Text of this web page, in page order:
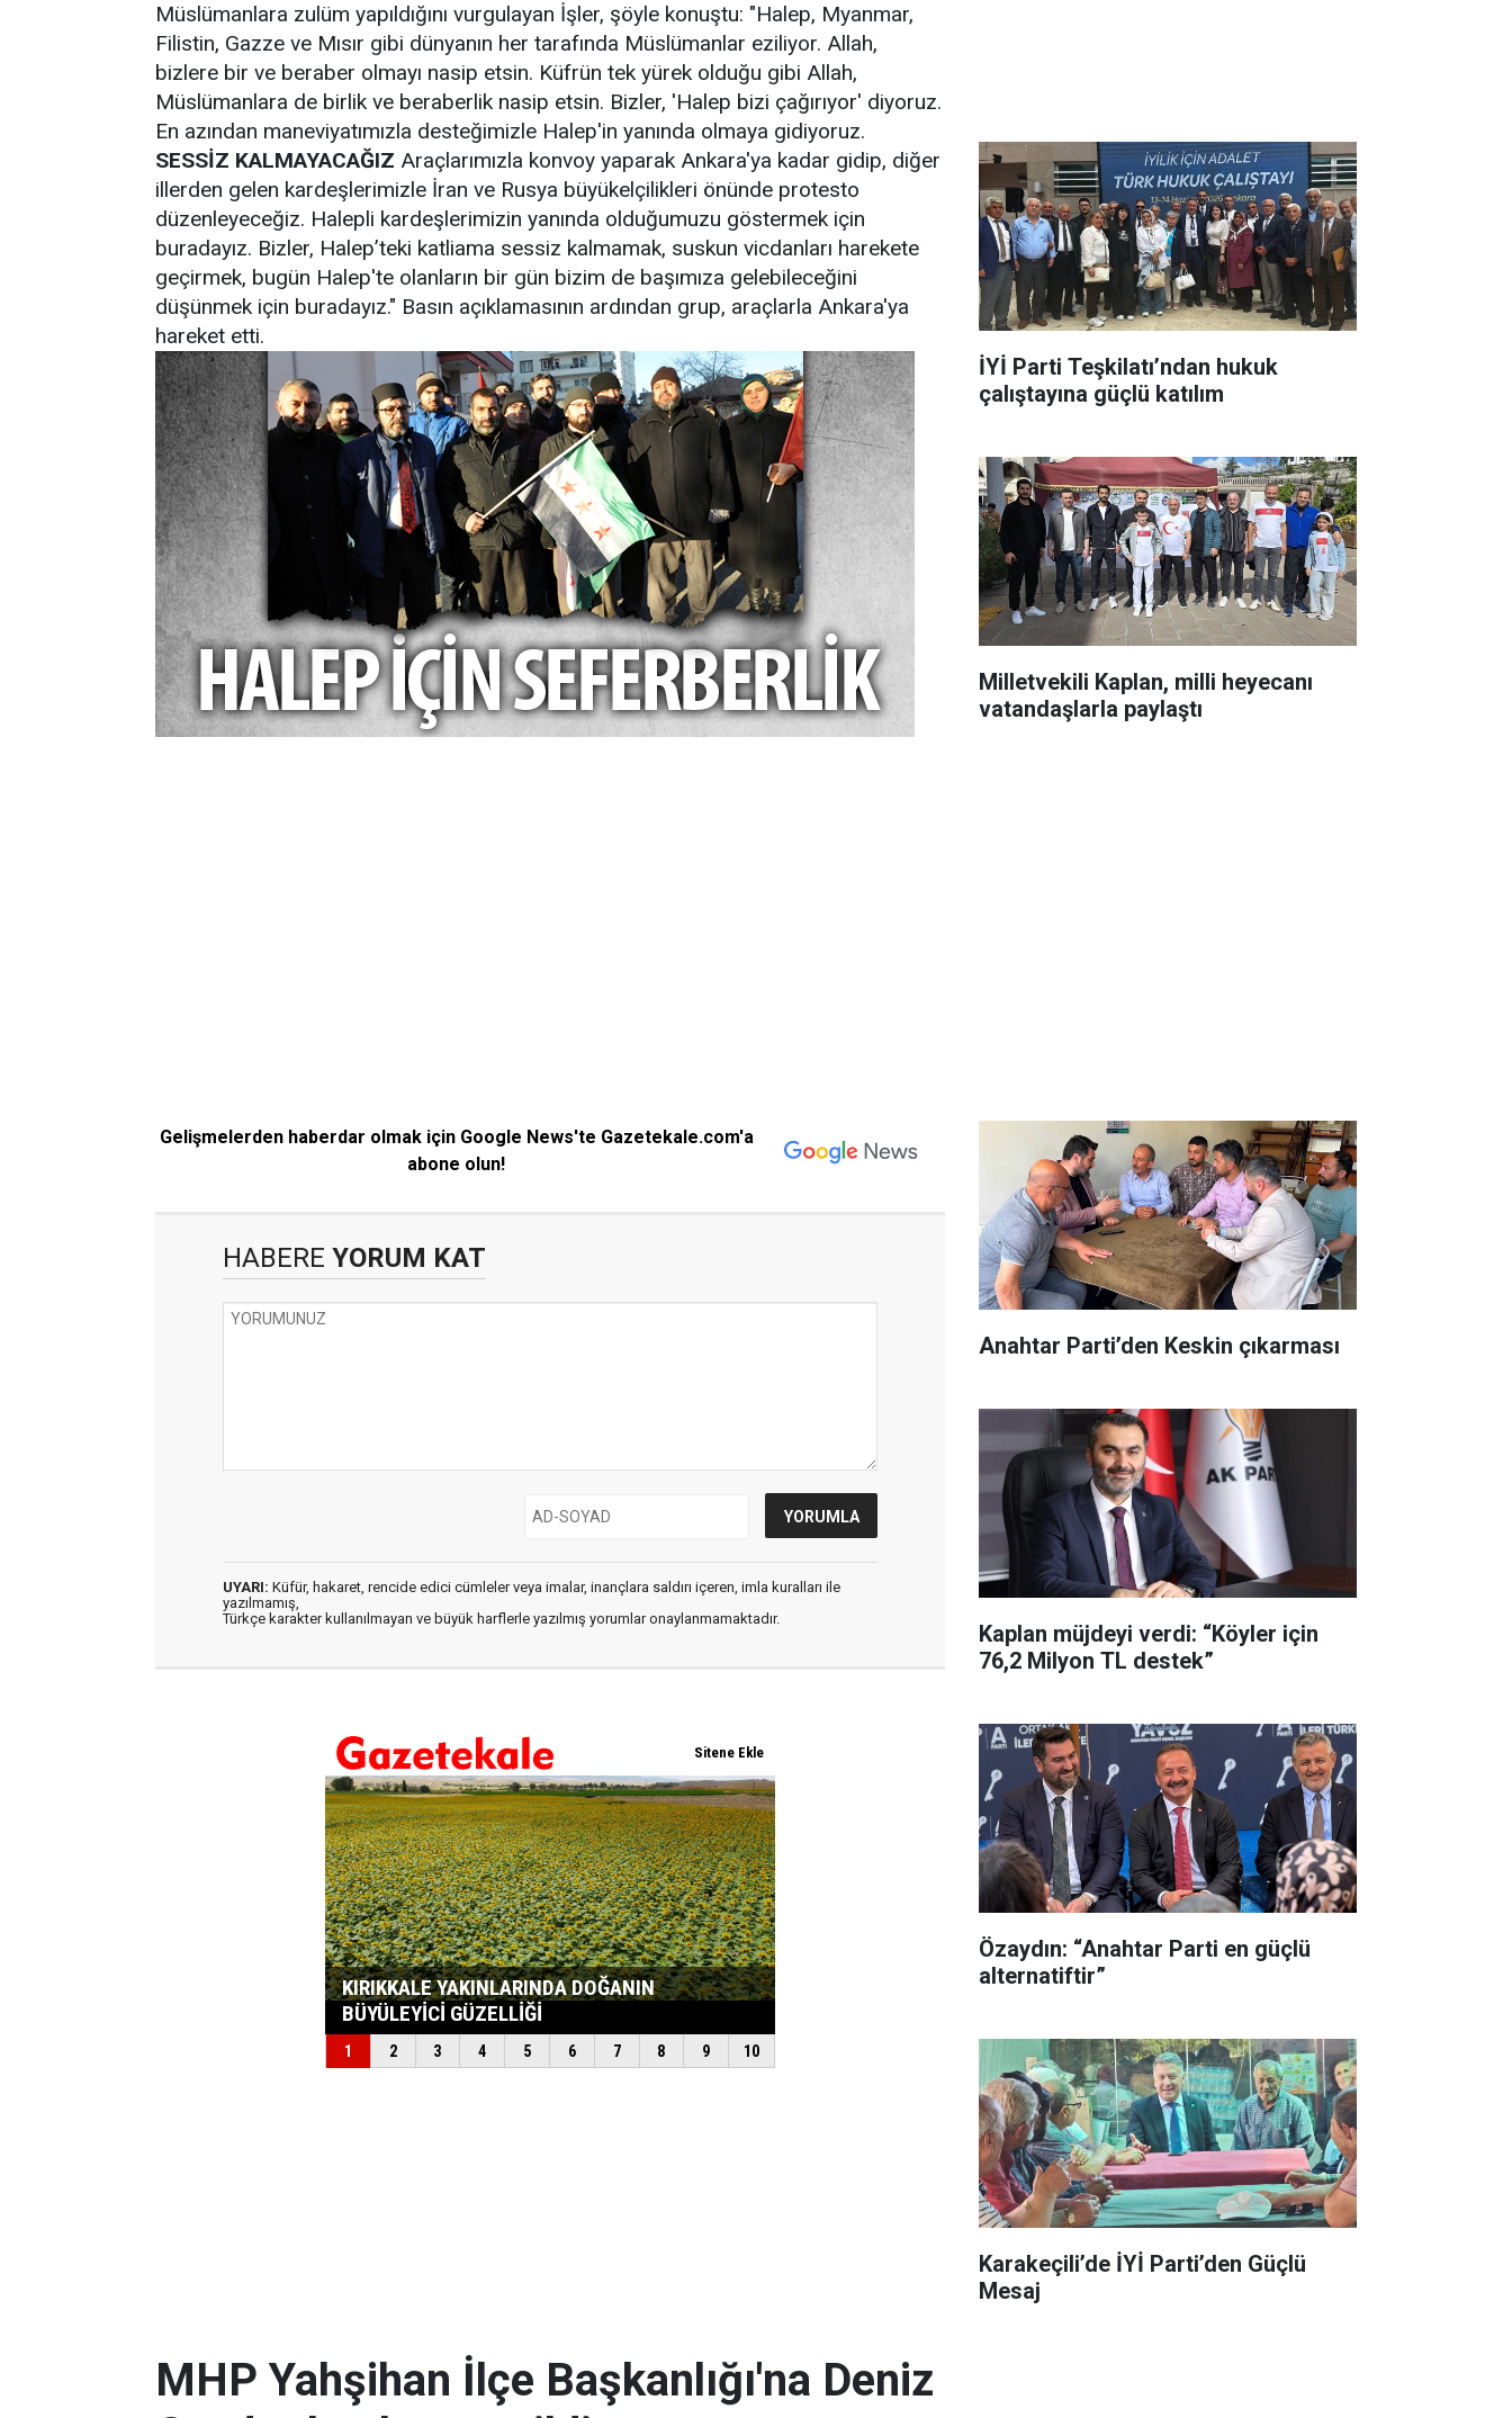
Müslümanlara zulüm yapıldığını vurgulayan İşler, şöyle konuştu: "Halep, Myanmar,
Filistin, Gazze ve Mısır gibi dünyanın her tarafında Müslümanlar eziliyor. Allah,
bizlere bir ve beraber olmayı nasip etsin. Küfrün tek yürek olduğu gibi Allah,
Müslümanlara de birlik ve beraberlik nasip etsin. Bizler, 'Halep bizi çağırıyor' diyoruz.
En azından maneviyatımızla desteğimizle Halep'in yanında olmaya gidiyoruz.
SESSİZ KALMAYACAĞIZ Araçlarımızla konvoy yaparak Ankara'ya kadar gidip, diğer
illerden gelen kardeşlerimizle İran ve Rusya büyükelçilikleri önünde protesto
düzenleyeceğiz. Halepli kardeşlerimizin yanında olduğumuzu göstermek için
buradayız. Bizler, Halep’teki katliama sessiz kalmamak, suskun vicdanları harekete
geçirmek, bugün Halep'te olanların bir gün bizim de başımıza gelebileceğini
düşünmek için buradayız." Basın açıklamasının ardından grup, araçlarla Ankara'ya
hareket etti.
Gelişmelerden haberdar olmak için Google News'te Gazetekale.com'a
abone olun!
HABERE YORUM KAT
UYARI: Küfür, hakaret, rencide edici cümleler veya imalar, inançlara saldırı içeren, imla kuralları ile
yazılmamış,
Türkçe karakter kullanılmayan ve büyük harflerle yazılmış yorumlar onaylanmamaktadır.
İYİ Parti Teşkilatı’ndan hukuk
çalıştayına güçlü katılım
Milletvekili Kaplan, milli heyecanı
vatandaşlarla paylaştı
Anahtar Parti’den Keskin çıkarması
Kaplan müjdeyi verdi: “Köyler için
76,2 Milyon TL destek”
Özaydın: “Anahtar Parti en güçlü
alternatiftir”
Karakeçili’de İYİ Parti’den Güçlü
Mesaj
MHP Yahşihan İlçe Başkanlığı'na Deniz